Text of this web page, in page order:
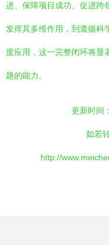
进、保障项目成功、促进跨
发挥其多维作用，到遵循科
度应用，这一完整闭环将显
题的能力。
更新时间
如若
http://